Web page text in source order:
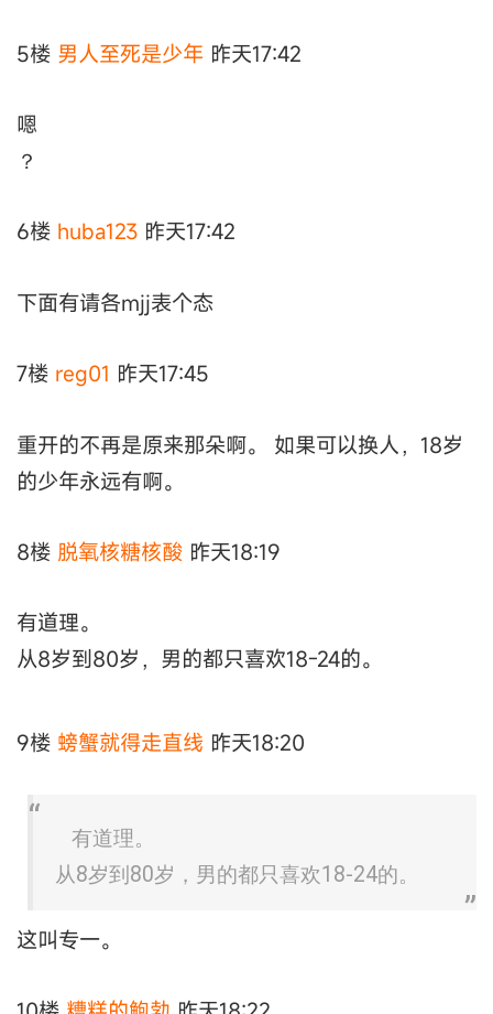
5楼 男人至死是少年 昨天17:42
嗯
？
6楼 huba123 昨天17:42
下面有请各mjj表个态
7楼 reg01 昨天17:45
重开的不再是原来那朵啊。 如果可以换人，18岁
的少年永远有啊。
8楼 脱氧核糖核酸 昨天18:19
有道理。
从8岁到80岁，男的都只喜欢18-24的。
9楼 螃蟹就得走直线 昨天18:20
有道理。
从8岁到80岁，男的都只喜欢18-24的。
这叫专一。